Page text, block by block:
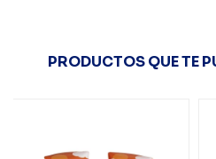
PRODUCTOS QUE TE